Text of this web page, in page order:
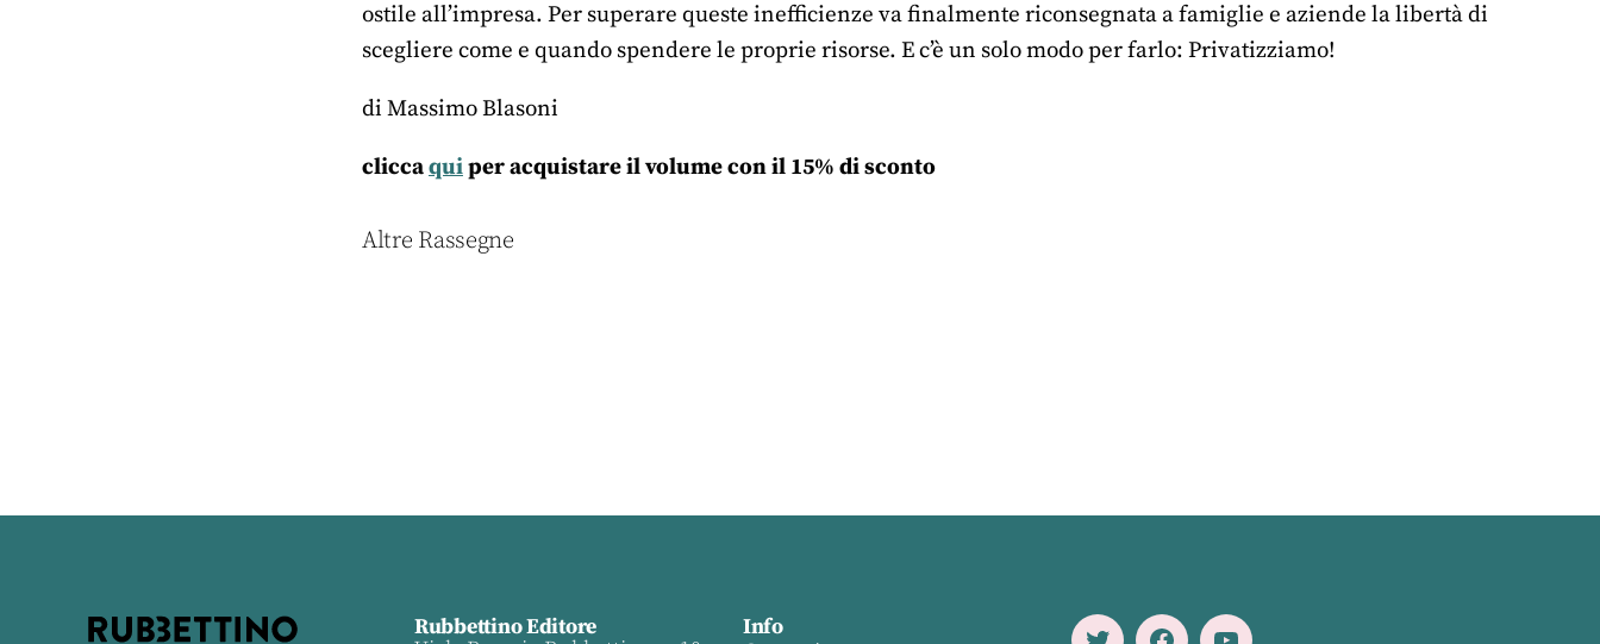
ostile all’impresa. Per superare queste inefficienze va finalmente riconsegnata a famiglie e aziende la libertà di
scegliere come e quando spendere le proprie risorse. E c’è un solo modo per farlo: Privatizziamo!
di Massimo Blasoni
cliccaquiper acquistare il volume con il 15% di sconto
Altre Rassegne
Rubbettino Editore
Info